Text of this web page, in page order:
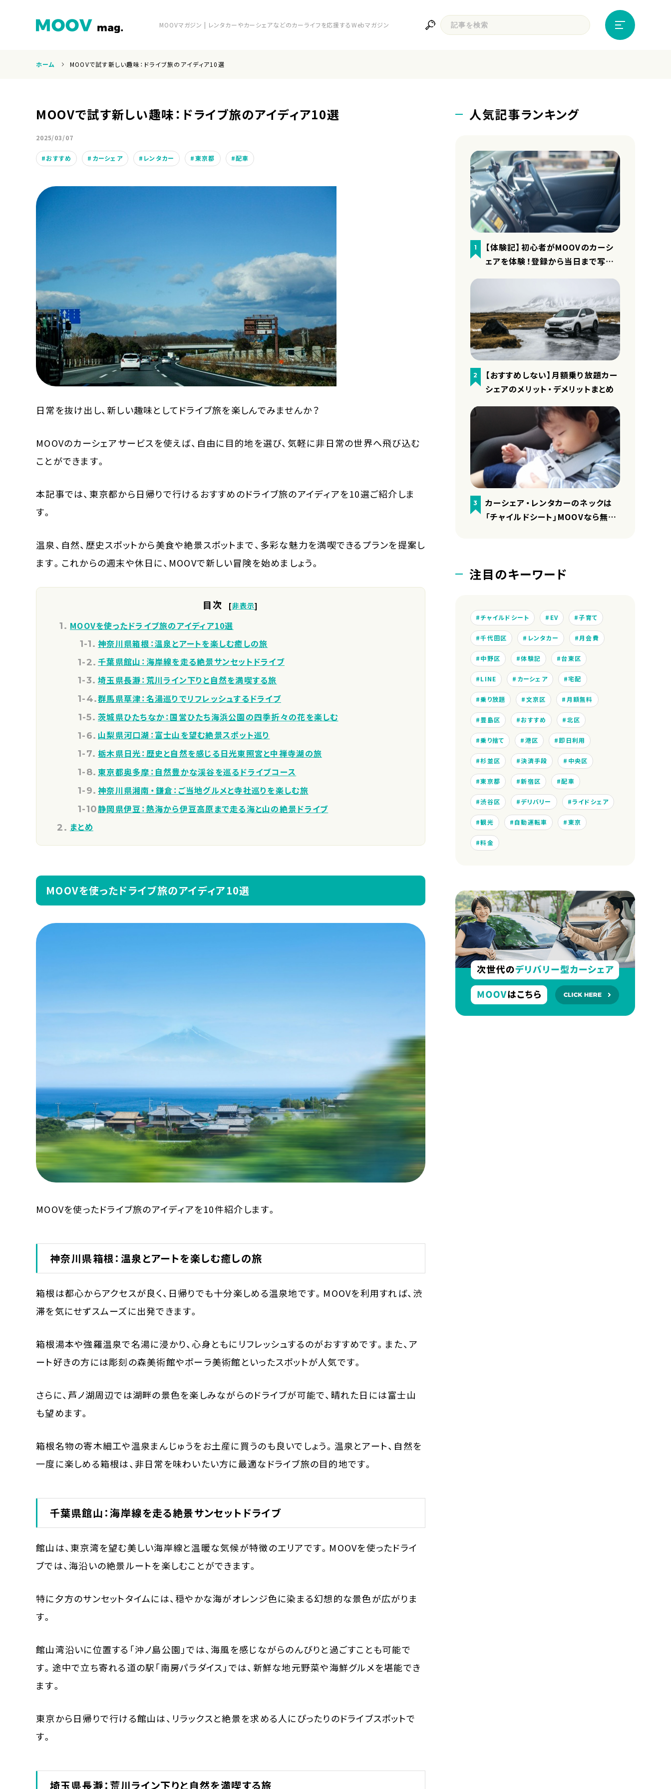
MOOVマガジン | レンタカーやカーシェアなどのカーライフを応援するWebマガジン
ホーム
運営会社
お問合せ
人材募集（ライター、配車スタッフ、デザイナー）
ホーム MOOVで試す新しい趣味：ドライブ旅のアイディア10選
MOOVで試す新しい趣味：ドライブ旅のアイディア10選
2025/03/07
おすすめ カーシェア レンタカー 東京都 配車
日常を抜け出し、新しい趣味としてドライブ旅を楽しんでみませんか？
MOOVのカーシェアサービスを使えば、自由に目的地を選び、気軽に非日常の世界へ飛び込む
ことができます。
本記事では、東京都から日帰りで行けるおすすめのドライブ旅のアイディアを10選ご紹介しま
す。
温泉、自然、歴史スポットから美食や絶景スポットまで、多彩な魅力を満喫できるプランを提案し
ます。これからの週末や休日に、MOOVで新しい冒険を始めましょう。
目次 [非表示]
MOOVを使ったドライブ旅のアイディア10選
神奈川県箱根：温泉とアートを楽しむ癒しの旅
千葉県館山：海岸線を走る絶景サンセットドライブ
埼玉県長瀞：荒川ライン下りと自然を満喫する旅
群馬県草津：名湯巡りでリフレッシュするドライブ
茨城県ひたちなか：国営ひたち海浜公園の四季折々の花を楽しむ
山梨県河口湖：富士山を望む絶景スポット巡り
栃木県日光：歴史と自然を感じる日光東照宮と中禅寺湖の旅
東京都奥多摩：自然豊かな渓谷を巡るドライブコース
神奈川県湘南・鎌倉：ご当地グルメと寺社巡りを楽しむ旅
静岡県伊豆：熱海から伊豆高原まで走る海と山の絶景ドライブ
まとめ
MOOVを使ったドライブ旅のアイディア10選
MOOVを使ったドライブ旅のアイディアを10件紹介します。
神奈川県箱根：温泉とアートを楽しむ癒しの旅
箱根は都心からアクセスが良く、日帰りでも十分楽しめる温泉地です。MOOVを利用すれば、渋
滞を気にせずスムーズに出発できます。
箱根湯本や強羅温泉で名湯に浸かり、心身ともにリフレッシュするのがおすすめです。また、ア
ート好きの方には彫刻の森美術館やポーラ美術館といったスポットが人気です。
さらに、芦ノ湖周辺では湖畔の景色を楽しみながらのドライブが可能で、晴れた日には富士山
も望めます。
箱根名物の寄木細工や温泉まんじゅうをお土産に買うのも良いでしょう。温泉とアート、自然を
一度に楽しめる箱根は、非日常を味わいたい方に最適なドライブ旅の目的地です。
千葉県館山：海岸線を走る絶景サンセットドライブ
館山は、東京湾を望む美しい海岸線と温暖な気候が特徴のエリアです。MOOVを使ったドライ
ブでは、海沿いの絶景ルートを楽しむことができます。
特に夕方のサンセットタイムには、穏やかな海がオレンジ色に染まる幻想的な景色が広がりま
す。
館山湾沿いに位置する「沖ノ島公園」では、海風を感じながらのんびりと過ごすことも可能で
す。途中で立ち寄れる道の駅「南房パラダイス」では、新鮮な地元野菜や海鮮グルメを堪能でき
ます。
東京から日帰りで行ける館山は、リラックスと絶景を求める人にぴったりのドライブスポットで
す。
埼玉県長瀞：荒川ライン下りと自然を満喫する旅
人気記事ランキング
1
【体験記】初心者がMOOVのカーシ
ェアを体験！登録から当日まで写真
2
【おすすめしない】月額乗り放題カー
シェアのメリット・デメリットまとめ
3
カーシェア・レンタカーのネックは
「チャイルドシート」MOOVなら無料
注目のキーワード
チャイルドシート EV 子育て
千代田区 レンタカー 月会費
中野区 体験記 台東区
LINE カーシェア 宅配
乗り放題 文京区 月額無料
豊島区 おすすめ 北区
乗り捨て 港区 即日利用
杉並区 決済手段 中央区
東京都 新宿区 配車
渋谷区 デリバリー ライドシェア
観光 自動運転車 東京
料金